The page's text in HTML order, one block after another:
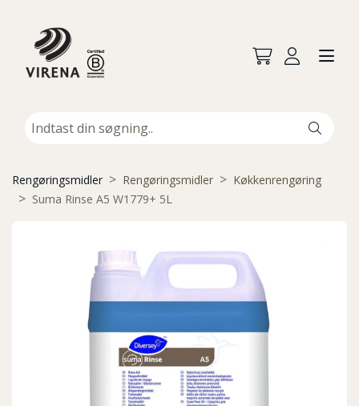
Rengøringsmidler Rengøringsmidler
Køkkenrengøring
Suma Rinse A5 W1779+ 5L